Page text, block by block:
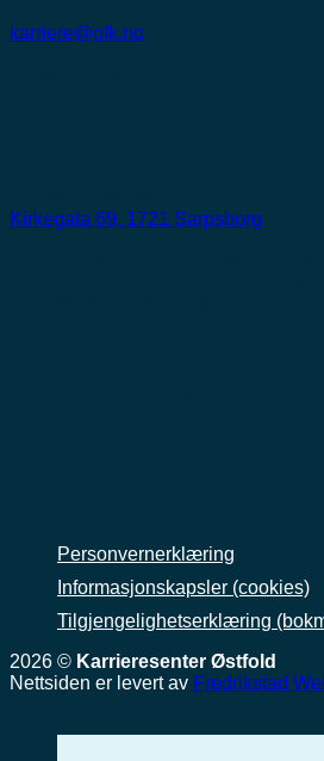
karriere@ofk.no
Kirkegata 69, 1721 Sarpsborg
Personvernerklæring
Informasjonskapsler (cookies)
Tilgjengelighetserklæring
2026 © Karrieresenter Østfold
Nettsiden er levert av Fredrikstad